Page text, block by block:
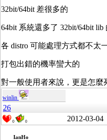
32bit/64bit 差很多的
64bit 系統還多了 32bit/64bit lib
各 distro 可能處理方式都不太
打包出錯的機率蠻大的
對一般使用者來說，更是怎麼
winlin
26
0 0 2012-03-04
IanHo